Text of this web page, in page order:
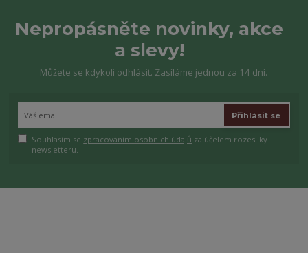
Nepropásněte novinky, akce
a slevy!
Můžete se kdykoli odhlásit. Zasíláme jednou za 14 dní.
Přihlásit se
Souhlasím se zpracováním osobních údajů za účelem rozesílky
newsletteru.